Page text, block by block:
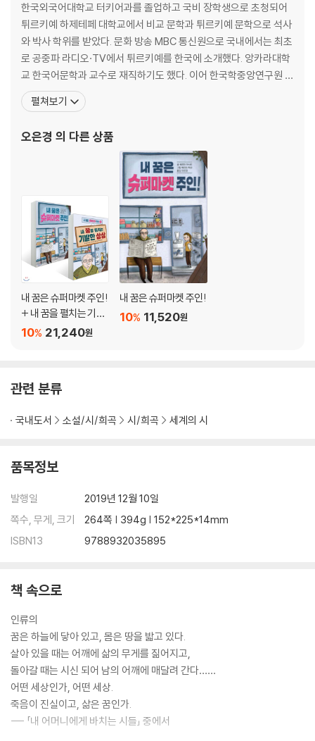
가잘, 코쉬마, 게라일리
다리는 강에서 멀리 떨어져 있다
편지들
아제르바이잔-터키
옮긴이 해설 _ 분단과 이산을 경험한 지구상의 두 나라, 「귈뤼스탄」으로 만
작가 연보
한국외국어대학교 터키어과를 졸업하고 국비 장학생으로 초청되어
튀르키예 하제테페 대학교에서 비교 문학과 튀르키예 문학으로 석사
와 박사 학위를 받았다. 문화 방송 MBC 통신원으로 국내에서는 최초
로 공중파 라디오·TV에서 튀르키예를 한국에 소개했다. 앙카라대학
교 한국어문학과 교수로 재직하기도 했다. 이어 한국학중앙연구원 초
빙연구원으로 박사 후 과정을 마쳤고, 우즈베키스탄에서 구비문학
연구로 인문학 국가 박사 학위를 취득했다. 우즈베키스탄 니자미 사
유라시아 투르크 연구소를 설립하여 투르크학 진흥과 대중화에 힘쓰
펼쳐보기
오은경 의 다른 상품
내 꿈은 슈퍼마켓 주인!
+ 내 꿈을 펼치는 기발
한 상상 세트
21,240원
10%
내 꿈은 슈퍼마켓 주인!
11,520원
10%
관련 분류
국내도서 소설/시/희곡 시/희곡 세계의 시
품목정보
발행일
2019년 12월 10일
쪽수, 무게, 크기
264쪽 | 394g | 152*225*14mm
ISBN13
9788932035895
책 속으로
인류의
꿈은 하늘에 닿아 있고, 몸은 땅을 밟고 있다.
살아 있을 때는 어깨에 삶의 무게를 짊어지고,
돌아갈 때는 시신 되어 남의 어깨에 매달려 간다……
어떤 세상인가, 어떤 세상.
죽음이 진실이고, 삶은 꿈인가.
--- 「내 어머니에게 바치는 시들」 중에서